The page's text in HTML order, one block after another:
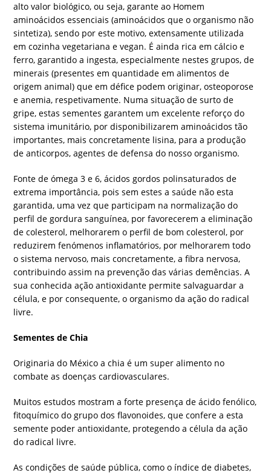
alto valor biológico, ou seja, garante ao Homem
aminoácidos essenciais (aminoácidos que o organismo não
sintetiza), sendo por este motivo, extensamente utilizada
em cozinha vegetariana e vegan. É ainda rica em cálcio e
ferro, garantido a ingesta, especialmente nestes grupos, de
minerais (presentes em quantidade em alimentos de
origem animal) que em défice podem originar, osteoporose
e anemia, respetivamente. Numa situação de surto de
gripe, estas sementes garantem um excelente reforço do
sistema imunitário, por disponibilizarem aminoácidos tão
importantes, mais concretamente lisina, para a produção
de anticorpos, agentes de defensa do nosso organismo.
Fonte de ómega 3 e 6, ácidos gordos polinsaturados de
extrema importância, pois sem estes a saúde não esta
garantida, uma vez que participam na normalização do
perfil de gordura sanguínea, por favorecerem a eliminação
de colesterol, melhorarem o perfil de bom colesterol, por
reduzirem fenómenos inflamatórios, por melhorarem todo
o sistema nervoso, mais concretamente, a fibra nervosa,
contribuindo assim na prevenção das várias demências. A
sua conhecida ação antioxidante permite salvaguardar a
célula, e por consequente, o organismo da ação do radical
livre.
Sementes de Chia
Originaria do México a chia é um super alimento no
combate as doenças cardiovasculares.
Muitos estudos mostram a forte presença de ácido fenólico,
fitoquímico do grupo dos flavonoides, que confere a esta
semente poder antioxidante, protegendo a célula da ação
do radical livre.
As condições de saúde pública, como o índice de diabetes,